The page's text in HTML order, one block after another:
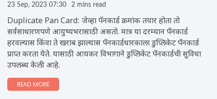
23 Sep, 2023 07:30 2 mins read
Duplicate Pan Card: जेव्हा पॅनकार्ड क्रमांक तयार होता तो
सर्वसाधारणपणे आयुष्यभरासाठी असतो. मात्र या दरम्यान पॅनकार्ड
हरवल्यास किंवा ते खराब झाल्यास पॅनकार्डधारकाला डुप्लिकेट पॅनकार्ड
प्राप्त करता येते. यासाठी आयकर विभागाने डुप्लिकेट पॅनकार्डची सुविधा
उपलब्ध केली आहे.
READ MORE